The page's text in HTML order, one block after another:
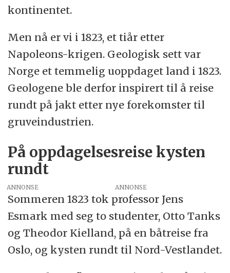
kontinentet.
Men nå er vi i 1823, et tiår etter
Napoleons-krigen. Geologisk sett var
Norge et temmelig uoppdaget land i 1823.
Geologene ble derfor inspirert til å reise
rundt på jakt etter nye forekomster til
gruveindustrien.
På oppdagelsesreise kysten
rundt
ANNONSE
Sommeren 1823 tok professor Jens
Esmark med seg to studenter, Otto Tanks
og Theodor Kielland, på en båtreise fra
Oslo, og kysten rundt til Nord-Vestlandet.